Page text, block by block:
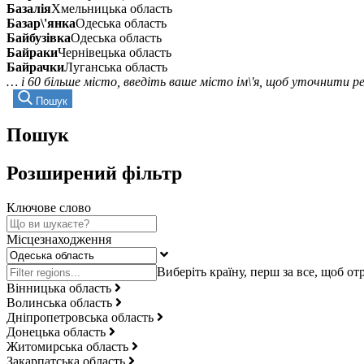
БазаліяХмельницька область
Базар\'янкаОдеська область
БайбузівкаОдеська область
БайракиЧернівецька область
БайрачкиЛуганська область
… і 60 більше місто, введіть ваше місто ім\'я, щоб уточнити
Пошук
Пошук
Розширений фільтр
Ключове слово
Місцезнаходження
Вінницька область
Волинська область
Дніпропетровська область
Донецька область
Житомирська область
Закарпатська область